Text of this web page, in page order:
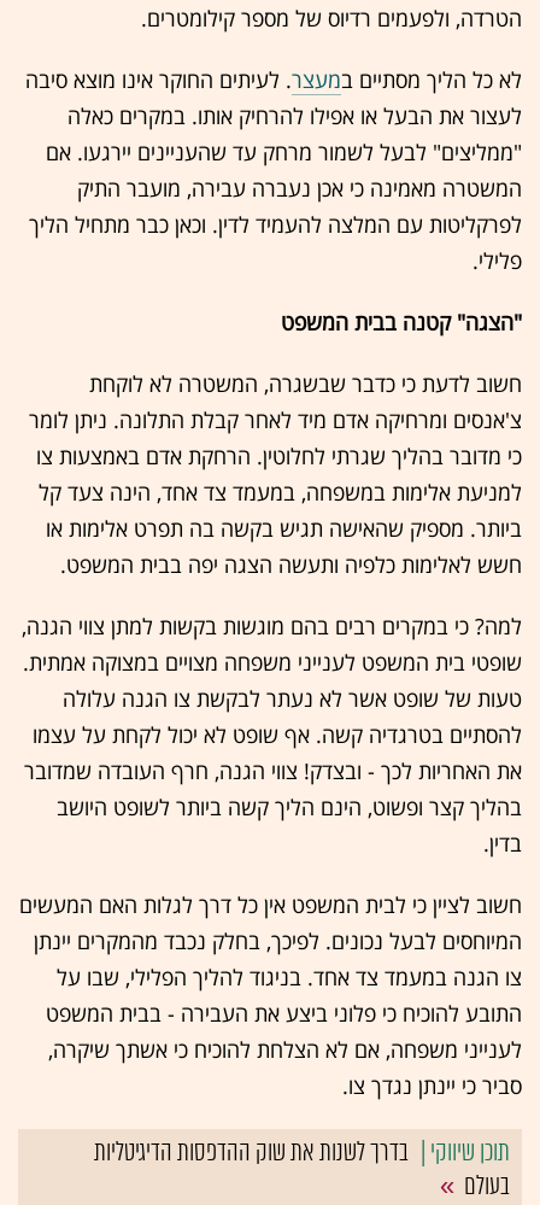
הטרדה, ולפעמים רדיוס של מספר קילומטרים.
לא כל הליך מסתיים במעצר. לעיתים החוקר אינו מוצא סיבה
לעצור את הבעל או אפילו להרחיק אותו. במקרים כאלה
"ממליצים" לבעל לשמור מרחק עד שהעניינים יירגעו. אם
המשטרה מאמינה כי אכן נעברה עבירה, מועבר התיק
לפרקליטות עם המלצה להעמיד לדין. וכאן כבר מתחיל הליך
פלילי.
"הצגה" קטנה בבית המשפט
חשוב לדעת כי כדבר שבשגרה, המשטרה לא לוקחת
צ'אנסים ומרחיקה אדם מיד לאחר קבלת התלונה. ניתן לומר
כי מדובר בהליך שגרתי לחלוטין. הרחקת אדם באמצעות צו
למניעת אלימות במשפחה, במעמד צד אחד, הינה צעד קל
ביותר. מספיק שהאישה תגיש בקשה בה תפרט אלימות או
חשש לאלימות כלפיה ותעשה הצגה יפה בבית המשפט.
למה? כי במקרים רבים בהם מוגשות בקשות למתן צווי הגנה,
שופטי בית המשפט לענייני משפחה מצויים במצוקה אמתית.
טעות של שופט אשר לא נעתר לבקשת צו הגנה עלולה
להסתיים בטרגדיה קשה. אף שופט לא יכול לקחת על עצמו
את האחריות לכך - ובצדק! צווי הגנה, חרף העובדה שמדובר
בהליך קצר ופשוט, הינם הליך קשה ביותר לשופט היושב
בדין.
חשוב לציין כי לבית המשפט אין כל דרך לגלות האם המעשים
המיוחסים לבעל נכונים. לפיכך, בחלק נכבד מהמקרים יינתן
צו הגנה במעמד צד אחד. בניגוד להליך הפלילי, שבו על
התובע להוכיח כי פלוני ביצע את העבירה - בבית המשפט
לענייני משפחה, אם לא הצלחת להוכיח כי אשתך שיקרה,
סביר כי יינתן נגדך צו.
בדרך לשנות את שוק ההדפסות הדיגיטליות
בעולם